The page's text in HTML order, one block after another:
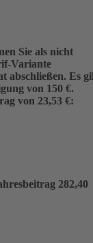
Sie als nicht
Variante
abschließen. Es
von 150 €.
von 23,53 €:
282,40